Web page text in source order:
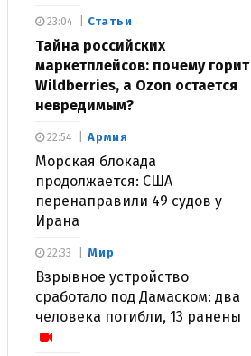
Статьи
Тайна российских
маркетплейсов: почему горит
Wildberries, а Ozon остается
невредимым?
23:04
Армия
Морская блокада
продолжается: США
перенаправили 49 судов у
Ирана
22:54
Мир
Взрывное устройство
сработало под Дамаском: два
человека погибли, 13 ранены
22:33